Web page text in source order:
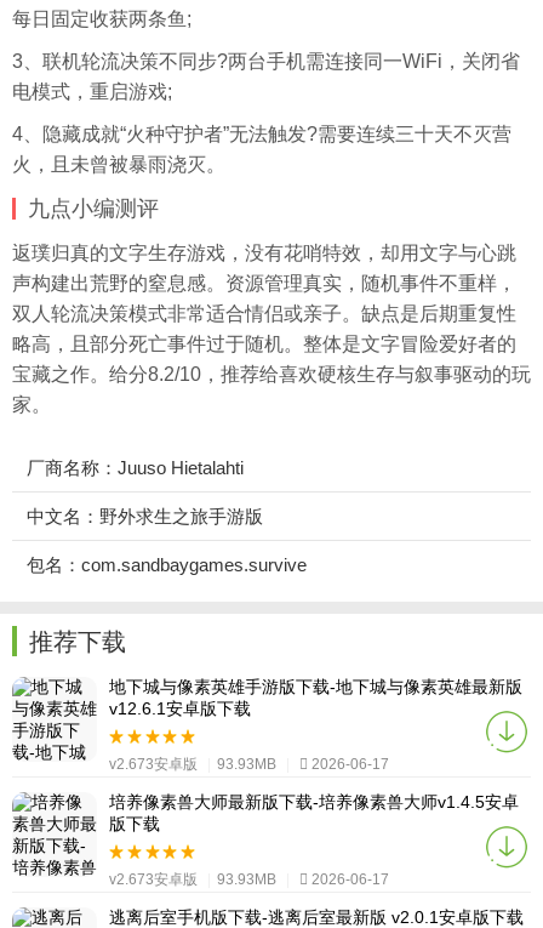
每日固定收获两条鱼;
3、联机轮流决策不同步?两台手机需连接同一WiFi，关闭省
电模式，重启游戏;
4、隐藏成就“火种守护者”无法触发?需要连续三十天不灭营
火，且未曾被暴雨浇灭。
九点小编测评
返璞归真的文字生存游戏，没有花哨特效，却用文字与心跳
声构建出荒野的窒息感。资源管理真实，随机事件不重样，
双人轮流决策模式非常适合情侣或亲子。缺点是后期重复性
略高，且部分死亡事件过于随机。整体是文字冒险爱好者的
宝藏之作。给分8.2/10，推荐给喜欢硬核生存与叙事驱动的玩
家。
厂商名称：Juuso Hietalahti
中文名：野外求生之旅手游版
包名：com.sandbaygames.survive
推荐下载
地下城与像素英雄手游版下载-地下城与像素英雄最新版
v12.6.1安卓版下载
v2.673安卓版 93.93MB 2026-06-17
培养像素兽大师最新版下载-培养像素兽大师v1.4.5安卓
版下载
v2.673安卓版 93.93MB 2026-06-17
逃离后室手机版下载-逃离后室最新版 v2.0.1安卓版下载